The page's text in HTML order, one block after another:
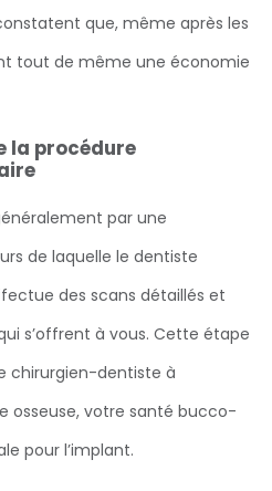
que, même après les
tout de même une économie
la procédure
par une
de laquelle le dentiste
des scans détaillés et
s’offrent à vous. Cette étape
chirurgien-dentiste à
osseuse, votre santé bucco-
pour l’implant.